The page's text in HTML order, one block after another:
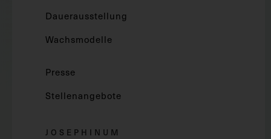
Dauerausstellung
Wachsmodelle
Presse
Stellenangebote
JOSEPHINUM